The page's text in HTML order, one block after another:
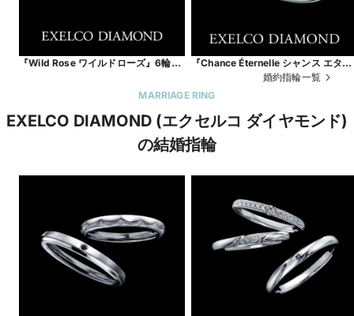
『Wild Rose ワイルドローズ』6輪の
が、薬指の上で咲き誇るリング
『Chance Éternelle シャンス エター
ナル』永遠に続く幸運。
婚約指輪一覧
MARRIAGE RING
EXELCO DIAMOND (エクセルコ ダイヤモンド)
の結婚指輪